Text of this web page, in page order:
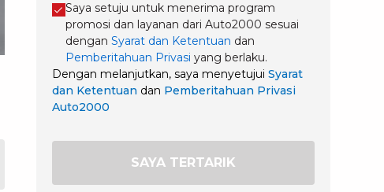
Saya setuju untuk menerima program
promosi dan layanan dari Auto2000 sesuai
dengan Syarat dan Ketentuan dan
Pemberitahuan Privasi yang berlaku.
Dengan melanjutkan, saya menyetujui Syarat
dan Ketentuan dan Pemberitahuan Privasi
Auto2000
SAYA TERTARIK